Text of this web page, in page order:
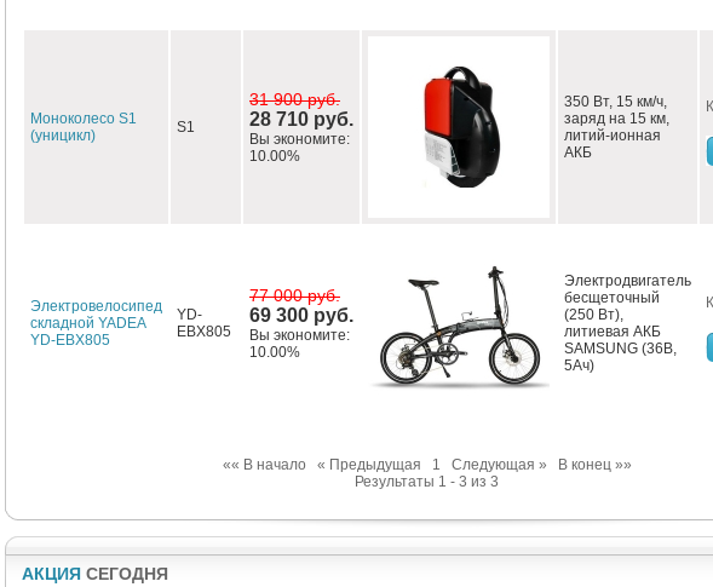
Моноколесо S1
(уницикл)
S1
31 900 руб.
28 710 руб.
Вы экономите:
10.00%
350 Вт, 15 км/ч,
заряд на 15 км,
литий-ионная
АКБ
Электровелосипед
складной YADEA
YD-EBX805
YD-
EBX805
77 000 руб.
69 300 руб.
Вы экономите:
10.00%
Электродвигатель
бесщеточный
(250 Вт),
литиевая АКБ
SAMSUNG (36В,
5Ач)
«« В начало « Предыдущая 1 Следующая »
В конец »»
Результаты 1 - 3 из 3
АКЦИЯ СЕГОДНЯ